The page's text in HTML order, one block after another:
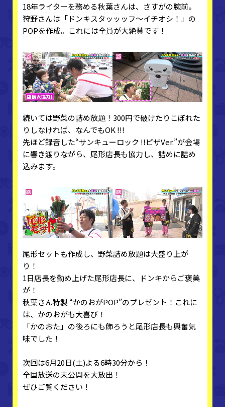
18年ライターを務める秋葉さんは、さすがの腕前。
狩野さんは「ドンキスタッッッフ～イチオシ！」の
POPを作成。これには全員が大絶賛です！
続いては野菜の詰め放題！300円で破けたりこぼれた
りしなければ、なんでもOK !!!
先ほど録音した“サンキューロック !!ピザVer.”が会場
に響き渡りながら、尾形店長も協力し、詰めに詰め
込みます。
尾形セットも作成し、野菜詰め放題は大盛り上が
り！
1日店長を勤め上げた尾形店長に、ドンキからご褒美
が！
秋葉さん特製 “かのおがPOP”のプレゼント！これに
は、かのおがも大喜び！
「かのおた」の後ろにも飾ろうと尾形店長も興奮気
味でした！
次回は6月20日(土)よる6時30分から！
全国放送の未公開を大放出！
ぜひご覧ください！